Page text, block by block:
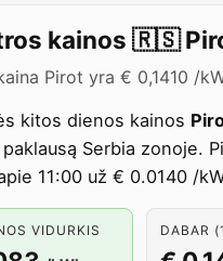
kainos 🇷🇸
Pirot yra € 0,1410 /
kitos dienos kainos
Serbia zonoje.
11:00 už € 0.0140 /
VIDURKIS DABAR